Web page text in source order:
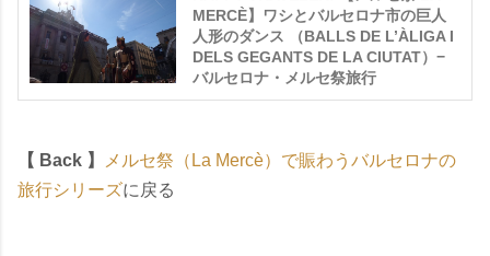
MERCÈ】ワシとバルセロナ市の巨人
人形のダンス （BALLS DE L’ÀLIGA I
DELS GEGANTS DE LA CIUTAT）−
バルセロナ・メルセ祭旅行
【 Back 】
メルセ祭（La Mercè）で賑わうバルセロナの
旅行シリーズに戻る